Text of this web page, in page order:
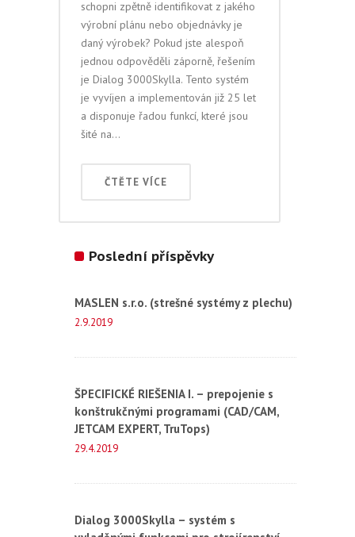
schopni zpětně identifikovat z jakého
výrobní plánu nebo objednávky je
daný výrobek? Pokud jste alespoň
jednou odpověděli záporně, řešením
je Dialog 3000Skylla. Tento systém
je vyvíjen a implementován již 25 let
a disponuje řadou funkcí, které jsou
šité na...
ČTĚTE VÍCE
Poslední příspěvky
MASLEN s.r.o. (strešné systémy z plechu)
2.9.2019
ŠPECIFICKÉ RIEŠENIA I. – prepojenie s
konštrukčnými programami (CAD/CAM,
JETCAM EXPERT, TruTops)
29.4.2019
Dialog 3000Skylla – systém s